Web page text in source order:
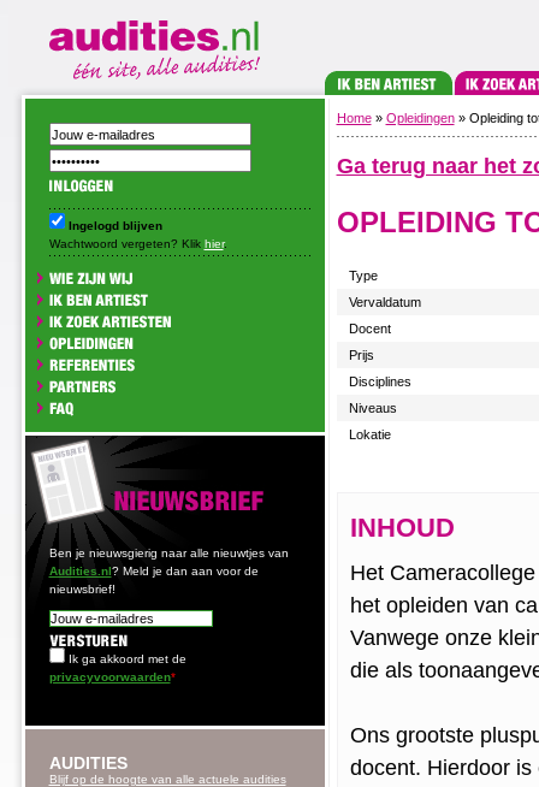
Ingelogd blijven
Wachtwoord vergeten? Klik hier.
Ben je nieuwsgierig naar alle nieuwtjes van
Audities.nl? Meld je dan aan voor de
nieuwsbrief!
Ik ga akkoord met de
privacyvoorwaarden*
AUDITIES
Blijf op de hoogte van alle actuele audities
Home » Opleidingen » Opleiding
Ga terug naar het
OPLEIDING
Type
Vervaldatum
Docent
Prijs
Disciplines
Niveaus
Lokatie
INHOUD
Het
het opleiden van
Vanwege onze
die als
Ons grootste
docent. Hierdoor